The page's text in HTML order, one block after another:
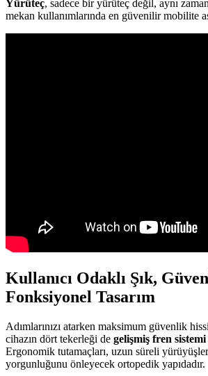
Yürüteç, sadece bir yürüteç değil, aynı
mekan kullanımlarında en güvenilir mobilite
Kullanıcı Odaklı Şık,
Fonksiyonel Tasarım
Adımlarınızı atarken maksimum güvenlik
cihazın dört tekerleği de gelişmiş fren sistemi
Ergonomik tutamaçları, uzun süreli
yorgunluğunu önleyecek ortopedik yapıdadır.